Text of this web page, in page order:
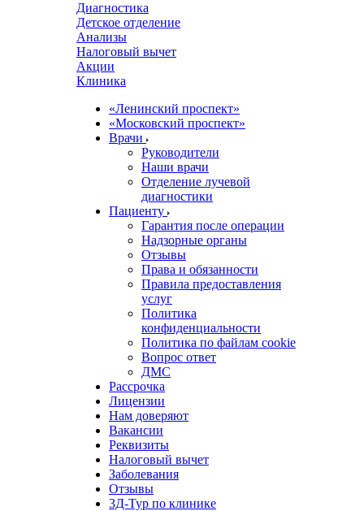
Диагностика
Детское отделение
Анализы
Налоговый вычет
Акции
Клиника
«Ленинский проспект»
«Московский проспект»
Врачи
Руководители
Наши врачи
Отделение лучевой
диагностики
Пациенту
Гарантия после операции
Надзорные органы
Отзывы
Права и обязанности
Правила предоставления
услуг
Политика
конфиденциальности
Политика по файлам cookie
Вопрос ответ
ДМС
Рассрочка
Лицензии
Нам доверяют
Вакансии
Реквизиты
Налоговый вычет
Заболевания
Отзывы
3Д-Тур по клинике